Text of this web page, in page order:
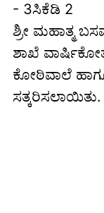
- 3ಸಿಕೆಡಿ 2
ಶ್ರೀ ಮಹಾತ್ಮ
ಶಾಖೆ
ಕೋಠಿವಾಲೆ
ಸತ್ಕರಿಸಲಾಯಿತು.